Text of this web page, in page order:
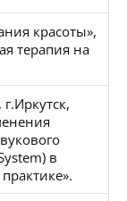
красоты»,
терапия на
в